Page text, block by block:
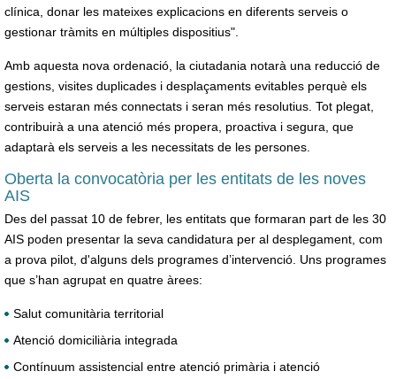
clínica, donar les mateixes explicacions en diferents serveis o
gestionar tràmits en múltiples dispositius".
Amb aquesta nova ordenació, la ciutadania notarà una reducció de
gestions, visites duplicades i desplaçaments evitables perquè els
serveis estaran més connectats i seran més resolutius. Tot plegat,
contribuirà a una atenció més propera, proactiva i segura, que
adaptarà els serveis a les necessitats de les persones.
Oberta la convocatòria per les entitats de les noves
AIS
Des del passat 10 de febrer, les entitats que formaran part de les 30
AIS poden presentar la seva candidatura per al desplegament, com
a prova pilot, d'alguns dels programes d’intervenció. Uns programes
que s’han agrupat en quatre àrees:
Salut comunitària territorial
Atenció domiciliària integrada
Contínuum assistencial entre atenció primària i atenció